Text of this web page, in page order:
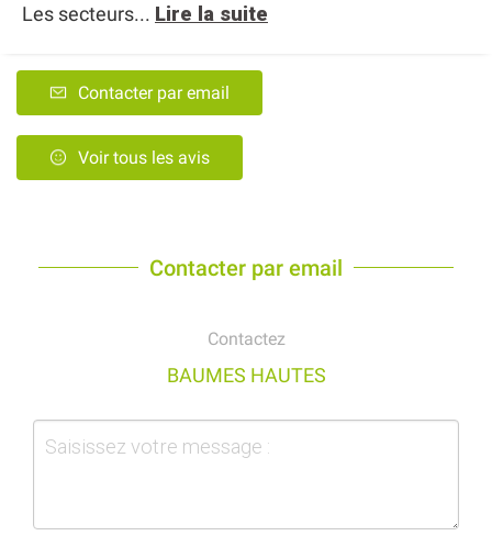
Les secteurs... Lire la suite
Contacter par email
Voir tous les avis
Contacter par email
Contactez
BAUMES HAUTES